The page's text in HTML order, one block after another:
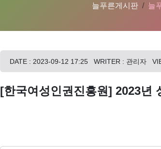
늘푸른게시판 늘
DATE : 2023-09-12 17:25 WRITER : 관리자
[한국여성인권진흥원] 2023년